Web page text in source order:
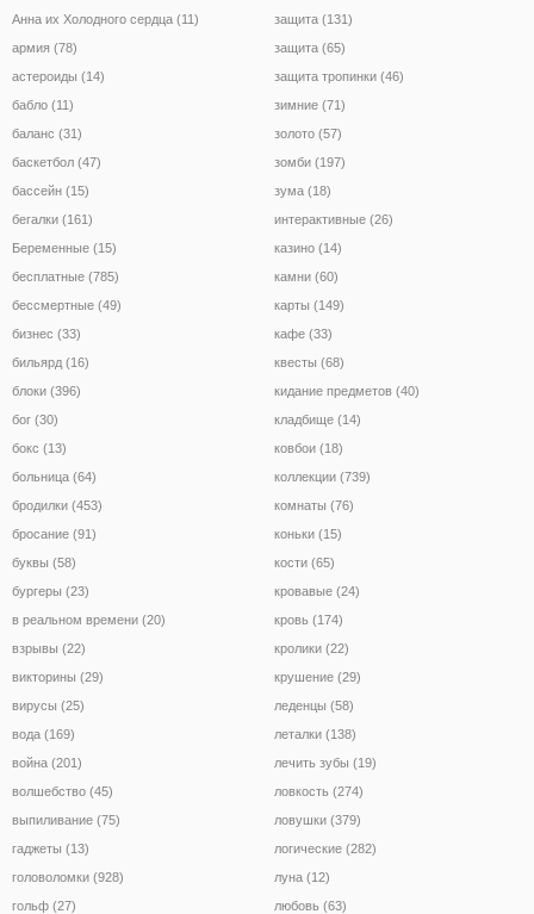
Анна их Холодного сердца (11)
армия (78)
астероиды (14)
бабло (11)
баланс (31)
баскетбол (47)
бассейн (15)
бегалки (161)
Беременные (15)
бесплатные (785)
бессмертные (49)
бизнес (33)
бильярд (16)
блоки (396)
бог (30)
бокс (13)
больница (64)
бродилки (453)
бросание (91)
буквы (58)
бургеры (23)
в реальном времени (20)
взрывы (22)
викторины (29)
вирусы (25)
вода (169)
война (201)
волшебство (45)
выпиливание (75)
гаджеты (13)
головоломки (928)
гольф (27)
защита (131)
защита (65)
защита тропинки (46)
зимние (71)
золото (57)
зомби (197)
зума (18)
интерактивные (26)
казино (14)
камни (60)
карты (149)
кафе (33)
квесты (68)
кидание предметов (40)
кладбище (14)
ковбои (18)
коллекции (739)
комнаты (76)
коньки (15)
кости (65)
кровавые (24)
кровь (174)
кролики (22)
крушение (29)
леденцы (58)
леталки (138)
лечить зубы (19)
ловкость (274)
ловушки (379)
логические (282)
луна (12)
любовь (63)